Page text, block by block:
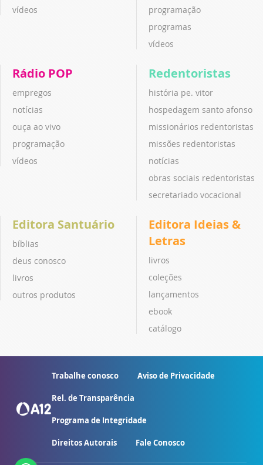
vídeos
programação
programas
vídeos
Rádio POP
empregos
notícias
ouça ao vivo
programação
vídeos
Redentoristas
história pe. vitor
hospedagem santo afonso
missionários redentoristas
missões redentoristas
notícias
obras sociais redentoristas
secretariado vocacional
Editora Santuário
bíblias
deus conosco
livros
outros produtos
Editora Ideias &
Letras
livros
coleções
lançamentos
ebook
catálogo
Trabalhe conosco Aviso de Privacidade
Rel. de Transparência
Programa de Integridade
Direitos Autorais Fale Conosco